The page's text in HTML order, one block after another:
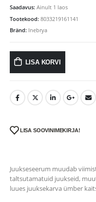
Saadavus: Ainult 1 laos
Tootekood: 8033219161141
Bränd: Inebrya
LISA KORVI
LISA SOOVINIMEKIRJA!
Juukseseerum muudab
taltsutamatuid juukseid,
luues juuksekarva ümber